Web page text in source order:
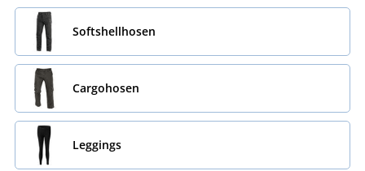
Softshellhosen
Cargohosen
Leggings